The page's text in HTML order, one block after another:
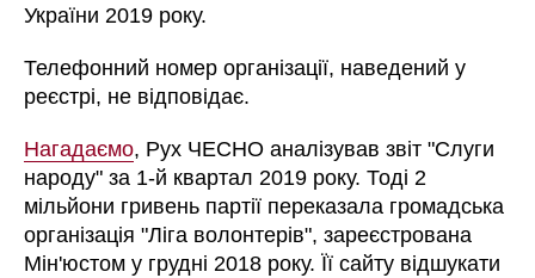
України 2019 року.
Телефонний номер організації, наведений у
реєстрі, не відповідає.
Нагадаємо, Рух ЧЕСНО аналізував звіт "Слуги
народу" за 1-й квартал 2019 року. Тоді 2
мільйони гривень партії переказала громадська
організація "Ліга волонтерів", зареєстрована
Мін'юстом у грудні 2018 року. Її сайту відшукати